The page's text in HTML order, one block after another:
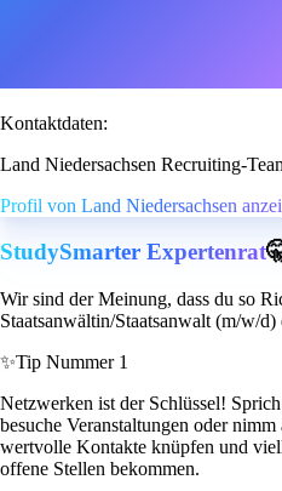
Kontaktdaten:
Land Niedersachsen Recruiting-
Profil von Land Niedersachsen
StudySmarter Expertenrat
Wir sind der Meinung, dass du so
Staatsanwältin/Staatsanwalt (m/w/d)
✨Tip Nummer 1
Netzwerken ist der Schlüssel!
besuche Veranstaltungen oder
wertvolle Kontakte knüpfen und
offene Stellen bekommen.